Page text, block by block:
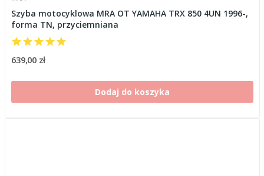
Szyba motocyklowa MRA OT YAMAHA TRX 850 4UN 1996-,
forma TN, przyciemniana
639,00 zł
Dodaj do koszyka